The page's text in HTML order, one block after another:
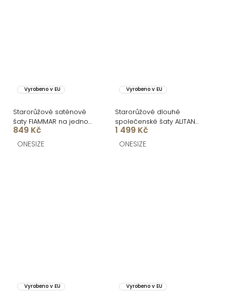
Vyrobeno v EU
Starorůžové saténové
šaty FIAMMAR na jedno
rameno
849 Kč
ONESIZE
Vyrobeno v EU
Starorůžové dlouhé
společenské šaty ALITAN
s rozparkem
1 499 Kč
ONESIZE
Vyrobeno v EU Vyrobeno v EU